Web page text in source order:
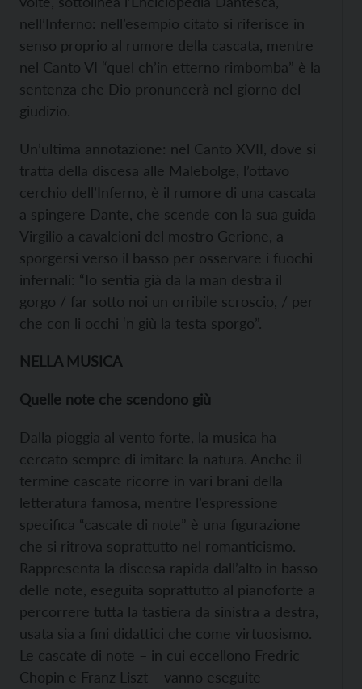
nell’Inferno: nell’esempio citato si riferisce in
senso proprio al rumore della cascata, mentre
nel Canto VI “quel ch’in etterno rimbomba” è la
sentenza che Dio pronuncerà nel giorno del
giudizio.
Un’ultima annotazione: nel Canto XVII, dove si
tratta della discesa alle Malebolge, l’ottavo
cerchio dell’Inferno, è il rumore di una cascata
a spingere Dante, che scende con la sua guida
Virgilio a cavalcioni del mostro Gerione, a
sporgersi verso il basso per osservare i fuochi
infernali: “Io sentia già da la man destra il
gorgo / far sotto noi un orribile scroscio, / per
che con li occhi ‘n giù la testa sporgo”.
NELLA MUSICA
Quelle note che scendono giù
Dalla pioggia al vento forte, la musica ha
cercato sempre di imitare la natura. Anche il
termine cascate ricorre in vari brani della
letteratura famosa, mentre l’espressione
specifica “cascate di note” è una figurazione
che si ritrova soprattutto nel romanticismo.
Rappresenta la discesa rapida dall’alto in basso
delle note, eseguita soprattutto al pianoforte a
percorrere tutta la tastiera da sinistra a destra,
usata sia a fini didattici che come virtuosismo.
Le cascate di note – in cui eccellono Fredric
Chopin e Franz Liszt – vanno eseguite